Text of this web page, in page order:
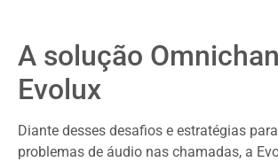
A solução
Evolux
Diante desses desafios e estratégias
problemas de áudio nas chamadas, a